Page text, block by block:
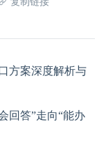
方案深度解析与
回答”走向“能办